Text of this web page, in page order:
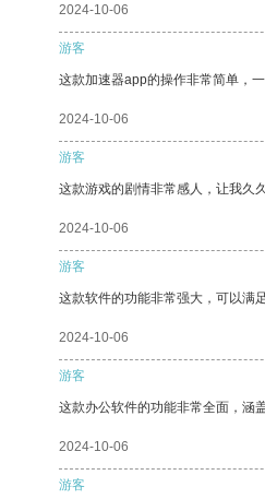
2024-10-06
游客
这款加速器app的操作非常简单，
2024-10-06
游客
这款游戏的剧情非常感人，让我久
2024-10-06
游客
这款软件的功能非常强大，可以满
2024-10-06
游客
这款办公软件的功能非常全面，涵
2024-10-06
游客